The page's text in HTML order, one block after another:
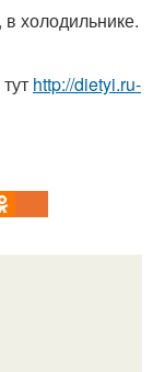
холодильнике.
http://dietyi.ru-